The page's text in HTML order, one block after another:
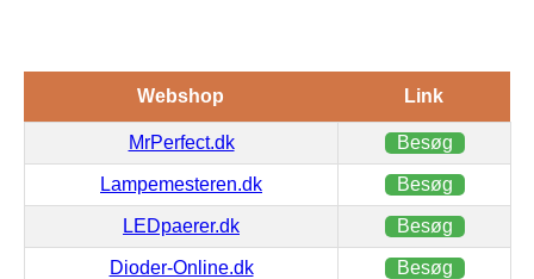
Webshop Link
MrPerfect.dk Besøg
Lampemesteren.dk Besøg
LEDpaerer.dk Besøg
Dioder-Online.dk Besøg